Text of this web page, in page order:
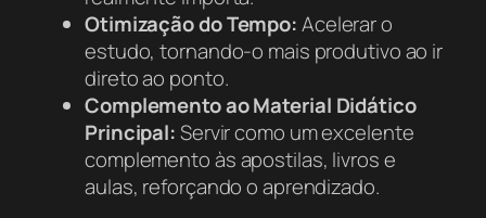
Otimização do Tempo:Acelerar o
estudo, tornando-o mais produtivo ao ir
direto ao ponto.
Complemento ao Material Didático
Principal:Servir como um excelente
complemento às apostilas, livros e
aulas, reforçando o aprendizado.